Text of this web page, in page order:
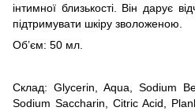
інтимної близькості. Він дарує
підтримувати шкіру зволоженою.
Об’єм: 50 мл.
Склад: Glycerin, Aqua, Sodium
Sodium Saccharin, Citric Acid,